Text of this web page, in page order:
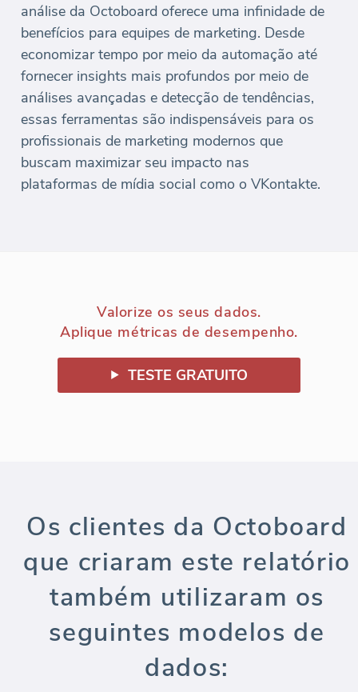
análise da Octoboard oferece uma infinidade de
benefícios para equipes de marketing. Desde
economizar tempo por meio da automação até
fornecer insights mais profundos por meio de
análises avançadas e detecção de tendências,
essas ferramentas são indispensáveis para os
profissionais de marketing modernos que
buscam maximizar seu impacto nas
plataformas de mídia social como o VKontakte.
Valorize os seus dados.
Aplique métricas de desempenho.
TESTE GRATUITO
Os clientes da Octoboard
que criaram este relatório
também utilizaram os
seguintes modelos de
dados: